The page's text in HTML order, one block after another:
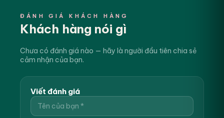
ĐÁNH GIÁ KHÁCH HÀNG
Khách hàng nói gì
Chưa có đánh giá nào — hãy là người đầu tiên chia sẻ
cảm nhận của bạn.
Viết đánh giá